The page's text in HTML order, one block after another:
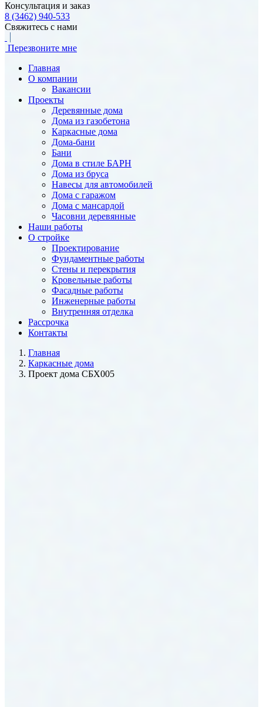
Консультация и заказ
8 (3462) 940-533
Свяжитесь с нами
Перезвоните мне
Главная
О компании
Вакансии
Проекты
Деревянные дома
Дома из газобетона
Каркасные дома
Дома-бани
Бани
Дома в стиле БАРН
Дома из бруса
Навесы для автомобилей
Дома с гаражом
Дома с мансардой
Часовни деревянные
Наши работы
О стройке
Проектирование
Фундаментные работы
Стены и перекрытия
Кровельные работы
Фасадные работы
Инженерные работы
Внутренняя отделка
Рассрочка
Контакты
Главная
Каркасные дома
Проект дома СБХ005